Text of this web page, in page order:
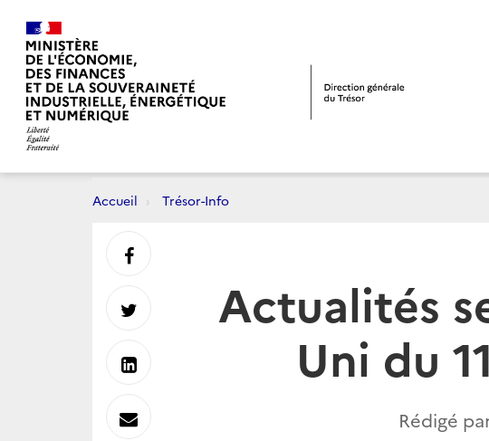
Accueil Trésor-Info
Actualités
Uni du
Rédigé
Partager
sur
Partager
sur
Partager
sur
Envoyer